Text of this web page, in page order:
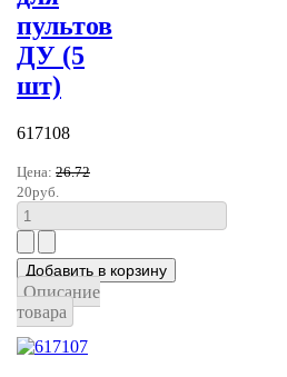
пультов
ДУ (5
шт)
617108
Цена: 26.72
20руб.
Описание
товара